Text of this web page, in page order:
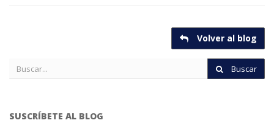
Volver al blog
Buscar
SUSCRÍBETE AL BLOG